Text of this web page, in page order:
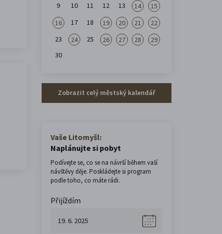
9
10 11 12 13 14
15
16
17 18 19 20 21
22
23
24 25 26 27 28
29
30
Zobrazit celý městský kalendář
Vaše Litomyšl:
Naplánujte si pobyt
Podívejte se, co se na návrší během vaší
návštěvy děje. Poskládejte si program
podle toho, co máte rádi.
Přijíždím